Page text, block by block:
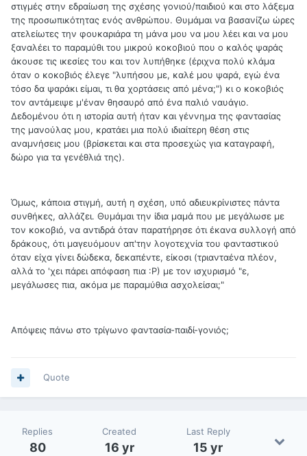
στιγμές στην εδραίωση της σχέσης γονιού/παιδιού και στο λάξεμα
της προσωπικότητας ενός ανθρώπου. Θυμάμαι να βασανίζω ώρες
ατελείωτες την φουκαριάρα τη μάνα μου να μου λέει και να μου
ξαναλέει το παραμύθι του μικρού κοκοβιού που ο καλός ψαράς
άκουσε τις ικεσίες του και τον λυπήθηκε (έριχνα πολύ κλάμα
όταν ο κοκοβιός έλεγε "λυπήσου με, καλέ μου ψαρά, εγώ ένα
τόσο δα ψαράκι είμαι, τι θα χορτάσεις από μένα;") κι ο κοκοβιός
τον αντάμειψε μ'έναν θησαυρό από ένα παλιό ναυάγιο.
Δεδομένου ότι η ιστορία αυτή ήταν και γέννημα της φαντασίας
της μανούλας μου, κρατάει μια πολύ ιδιαίτερη θέση στις
αναμνήσεις μου (βρίσκεται και στα προσεχώς για καταγραφή,
δώρο για τα γενέθλιά της).
Όμως, κάποια στιγμή, αυτή η σχέση, υπό αδιευκρίνιστες πάντα
συνθήκες, αλλάζει. Θυμάμαι την ίδια μαμά που με μεγάλωσε με
τον κοκοβιό, να αντιδρά όταν παρατήρησε ότι έκανα συλλογή από
δράκους, ότι μαγευόμουν απ'την λογοτεχνία του φανταστικού
όταν είχα γίνει δώδεκα, δεκαπέντε, είκοσι (τριανταένα πλέον,
αλλά το 'χει πάρει απόφαση πια :Ρ) με τον ισχυρισμό "ε,
μεγάλωσες πια, ακόμα με παραμύθια ασχολείσαι;"
Απόψεις πάνω στο τρίγωνο φαντασία-παιδί-γονιός;
Quote
Replies
80
Created
16 yr
Last Reply
15 yr